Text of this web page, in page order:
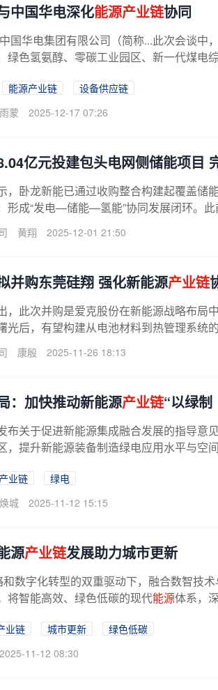
中国华电深化能源产业链协同
国华电集团有限公司（简称...此次会谈中
绿色氢氨醇、零碳工业园区、新一代煤电
能源产业链
设备供应链
蒙 2025-12-17 07:26
亿元投建包头电网侧储能项目
，卧龙新能已通过收购整合构建起覆盖储
形成“发电—储能—氢能”协同发展闭环。
工建设，此次威俊...
黄翔 2025-12-01 21:50
并购东莞硅翔 强化新能源产业链
，此次并购是爱克股份在新能源战略布局
光后，有望构建从电池材料到热管理系统
据了解，本次并购是在...
康殷 2025-11-26 18:13
：加快推动新能源产业链“以绿制
布关于促进新能源集成融合发展的指导意
，提升新能源装备制造绿电应用水平与空
产业链
绿电
城 2025-11-12 15:15
源产业链发展助力城市更新
和数字化转型的双重驱动下，融合数智技
将智能高效、绿色低碳的现代能源体系，
业链 城市更新
绿色低碳
2025-11-12 08:30